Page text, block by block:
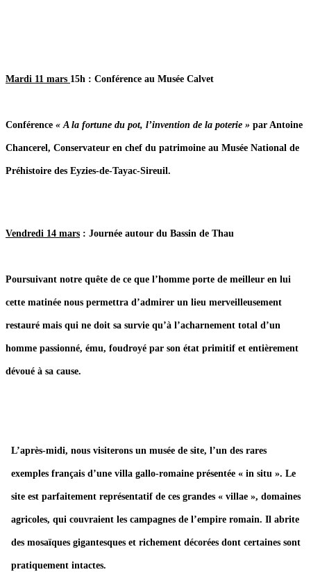
Mardi 11 mars 15h : Conférence au Musée Calvet
Conférence « A la fortune du pot, l’invention de la poterie » par Antoine
Chancerel, Conservateur en chef du patrimoine au Musée National de
Préhistoire des Eyzies-de-Tayac-Sireuil.
Vendredi 14 mars : Journée autour du Bassin de Thau
Poursuivant notre quête de ce que l’homme porte de meilleur en lui
cette matinée nous permettra d’admirer un lieu merveilleusement
restauré mais qui ne doit sa survie qu’à l’acharnement total d’un
homme passionné, ému, foudroyé par son état primitif et entièrement
dévoué à sa cause.
L’après-midi, nous visiterons un musée de site, l’un des rares
exemples français d’une villa gallo-romaine présentée « in situ ». Le
site est parfaitement représentatif de ces grandes « villae », domaines
agricoles, qui couvraient les campagnes de l’empire romain. Il abrite
des mosaïques gigantesques et richement décorées dont certaines sont
pratiquement intactes.